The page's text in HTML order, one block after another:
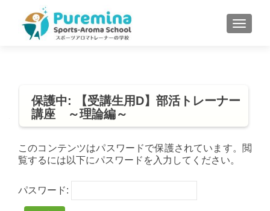
MENU
保護中: 【受講生用D】部活トレーナー
講座 ～理論編～
このコンテンツはパスワードで保護されています。閲
覧するには以下にパスワードを入力してください。
パスワード: